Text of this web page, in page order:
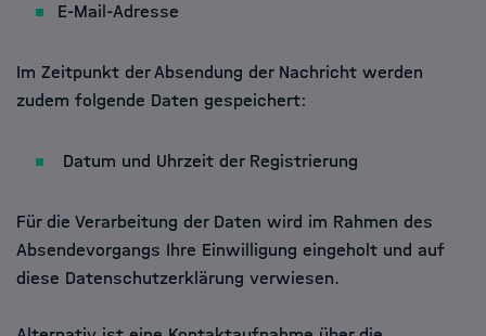
E-Mail-Adresse
Im Zeitpunkt der Absendung der Nachricht werden
zudem folgende Daten gespeichert:
Datum und Uhrzeit der Registrierung
Für die Verarbeitung der Daten wird im Rahmen des
Absendevorgangs Ihre Einwilligung eingeholt und auf
diese Datenschutzerklärung verwiesen.